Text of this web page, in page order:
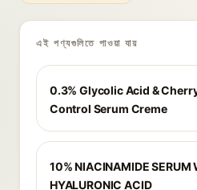
এই পণ্যগুলিতে পাওয়া যায়
0.3% Glycolic Acid &
Control Serum Creme
10% NIACINAMIDE SERUM
HYALURONIC ACID